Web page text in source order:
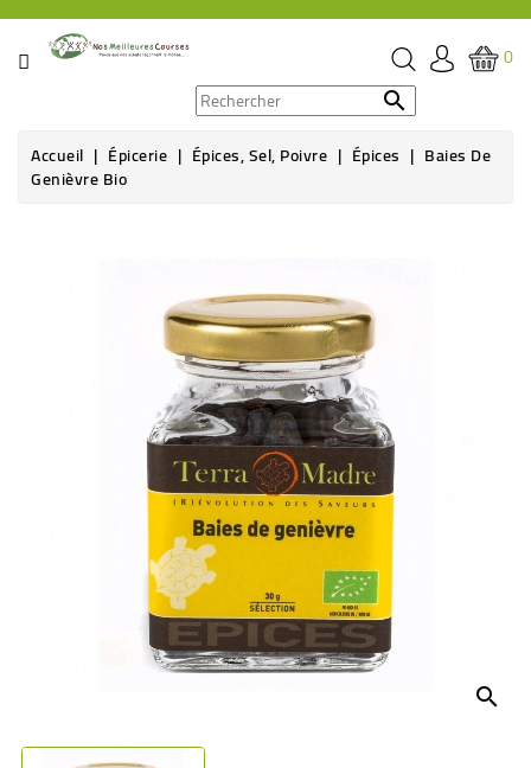
CATÉGORIE
ÉPICERIE
0

Accueil Épicerie Épices, Sel, Poivre Épices Baies De
Genièvre Bio
search